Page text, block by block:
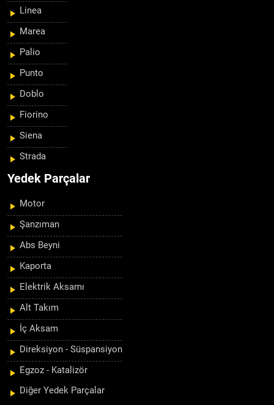
Linea
Marea
Palio
Punto
Doblo
Fiorino
Siena
Strada
Yedek Parçalar
Motor
Şanzıman
Abs Beyni
Kaporta
Elektrik Aksamı
Alt Takım
İç Aksam
Direksiyon - Süspansiyon
Egzoz - Katalizör
Diğer Yedek Parçalar